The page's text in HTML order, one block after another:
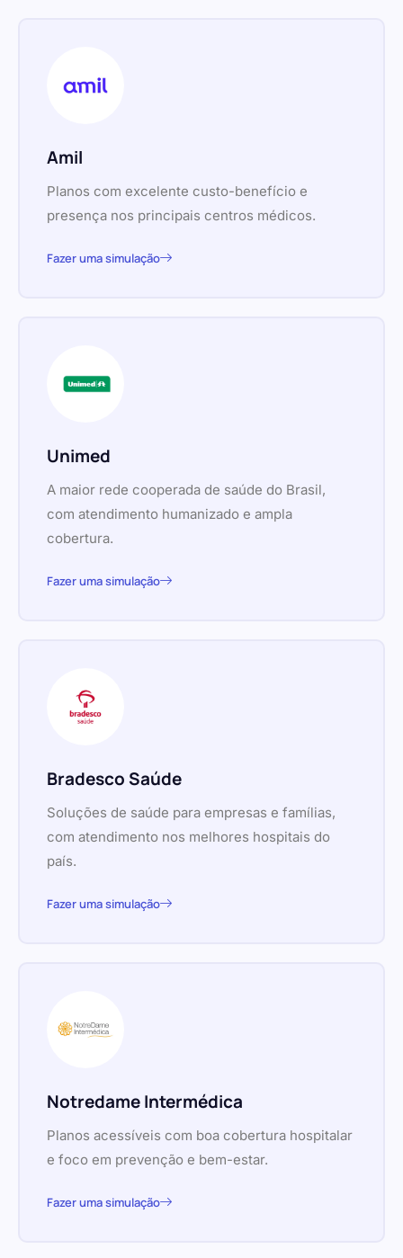
Amil
Planos com excelente custo-benefício e
presença nos principais centros médicos.
Fazer uma simulação
Unimed
A maior rede cooperada de saúde do Brasil,
com atendimento humanizado e ampla
cobertura.
Fazer uma simulação
Bradesco Saúde
Soluções de saúde para empresas e famílias,
com atendimento nos melhores hospitais do
país.
Fazer uma simulação
Notredame Intermédica
Planos acessíveis com boa cobertura hospitalar
e foco em prevenção e bem-estar.
Fazer uma simulação